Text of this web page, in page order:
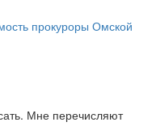
прокуроры Омской
Мне перечисляют